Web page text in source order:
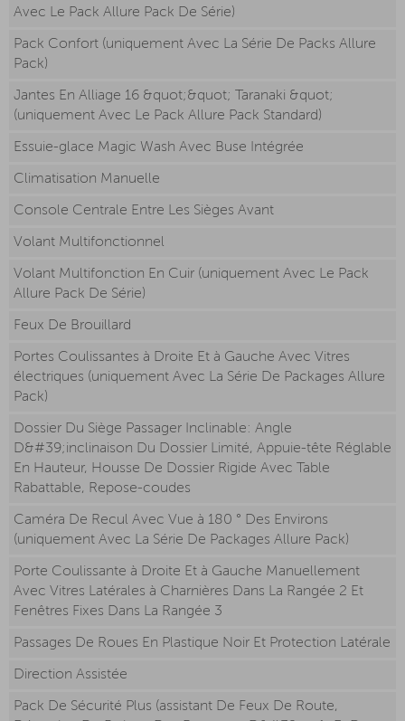
Avec Le Pack Allure Pack De Série)
Pack Confort (uniquement Avec La Série De Packs Allure
Pack)
Jantes En Alliage 16 &quot;&quot; Taranaki &quot;
(uniquement Avec Le Pack Allure Pack Standard)
Essuie-glace Magic Wash Avec Buse Intégrée
Climatisation Manuelle
Console Centrale Entre Les Sièges Avant
Volant Multifonctionnel
Volant Multifonction En Cuir (uniquement Avec Le Pack
Allure Pack De Série)
Feux De Brouillard
Portes Coulissantes à Droite Et à Gauche Avec Vitres
électriques (uniquement Avec La Série De Packages Allure
Pack)
Dossier Du Siège Passager Inclinable: Angle
D&#39;inclinaison Du Dossier Limité, Appuie-tête Réglable
En Hauteur, Housse De Dossier Rigide Avec Table
Rabattable, Repose-coudes
Caméra De Recul Avec Vue à 180 ° Des Environs
(uniquement Avec La Série De Packages Allure Pack)
Porte Coulissante à Droite Et à Gauche Manuellement
Avec Vitres Latérales à Charnières Dans La Rangée 2 Et
Fenêtres Fixes Dans La Rangée 3
Passages De Roues En Plastique Noir Et Protection Latérale
Direction Assistée
Pack De Sécurité Plus (assistant De Feux De Route,